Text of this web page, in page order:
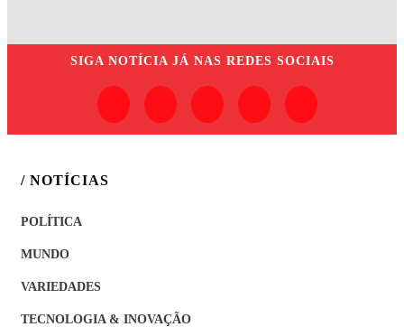
SIGA NOTÍCIA JÁ NAS REDES SOCIAIS
/ NOTÍCIAS
POLÍTICA
MUNDO
VARIEDADES
TECNOLOGIA & INOVAÇÃO